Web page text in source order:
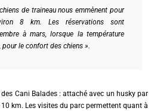
de traineau nous emmènent pour
8 km. Les réservations sont
à mars, lorsque la température
pour le confort des chiens ».
des Cani Balades : attaché avec un husky par
km. Les visites du parc permettent quant à